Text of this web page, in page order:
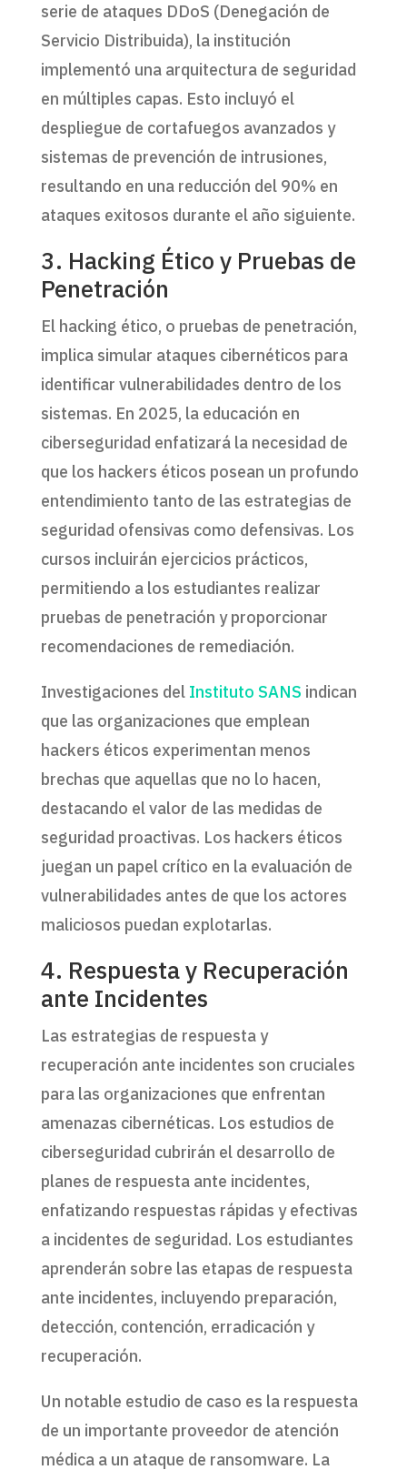
serie de ataques DDoS (Denegación de
Servicio Distribuida), la institución
implementó una arquitectura de seguridad
en múltiples capas. Esto incluyó el
despliegue de cortafuegos avanzados y
sistemas de prevención de intrusiones,
resultando en una reducción del 90% en
ataques exitosos durante el año siguiente.
3. Hacking Ético y Pruebas de
Penetración
El hacking ético, o pruebas de penetración,
implica simular ataques cibernéticos para
identificar vulnerabilidades dentro de los
sistemas. En 2025, la educación en
ciberseguridad enfatizará la necesidad de
que los hackers éticos posean un profundo
entendimiento tanto de las estrategias de
seguridad ofensivas como defensivas. Los
cursos incluirán ejercicios prácticos,
permitiendo a los estudiantes realizar
pruebas de penetración y proporcionar
recomendaciones de remediación.
Investigaciones del Instituto SANS indican
que las organizaciones que emplean
hackers éticos experimentan menos
brechas que aquellas que no lo hacen,
destacando el valor de las medidas de
seguridad proactivas. Los hackers éticos
juegan un papel crítico en la evaluación de
vulnerabilidades antes de que los actores
maliciosos puedan explotarlas.
4. Respuesta y Recuperación
ante Incidentes
Las estrategias de respuesta y
recuperación ante incidentes son cruciales
para las organizaciones que enfrentan
amenazas cibernéticas. Los estudios de
ciberseguridad cubrirán el desarrollo de
planes de respuesta ante incidentes,
enfatizando respuestas rápidas y efectivas
a incidentes de seguridad. Los estudiantes
aprenderán sobre las etapas de respuesta
ante incidentes, incluyendo preparación,
detección, contención, erradicación y
recuperación.
Un notable estudio de caso es la respuesta
de un importante proveedor de atención
médica a un ataque de ransomware. La